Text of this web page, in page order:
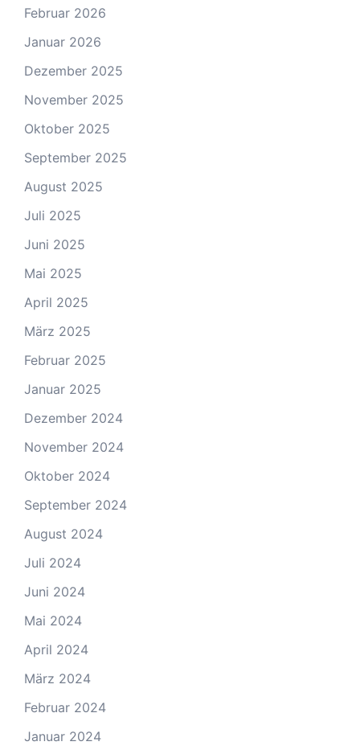
Februar 2026
Januar 2026
Dezember 2025
November 2025
Oktober 2025
September 2025
August 2025
Juli 2025
Juni 2025
Mai 2025
April 2025
März 2025
Februar 2025
Januar 2025
Dezember 2024
November 2024
Oktober 2024
September 2024
August 2024
Juli 2024
Juni 2024
Mai 2024
April 2024
März 2024
Februar 2024
Januar 2024